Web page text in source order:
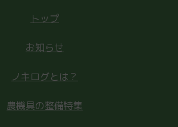
トップ
お知らせ
ノキログとは？
農機具の整備特集